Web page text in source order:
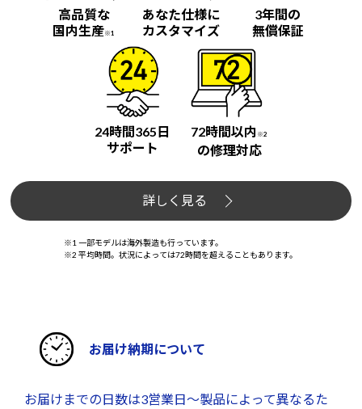
高品質な
国内生産※1
あなた仕様に
カスタマイズ
3年間の
無償保証
24時間365日
サポート
72時間以内 ※2
の修理対応
詳しく見る
※1 一部モデルは海外製造も行っています。
※2 平均時間。状況によっては72時間を超えることもあります。
お届け納期について
お届けまでの日数は3営業日～製品によって異なるた